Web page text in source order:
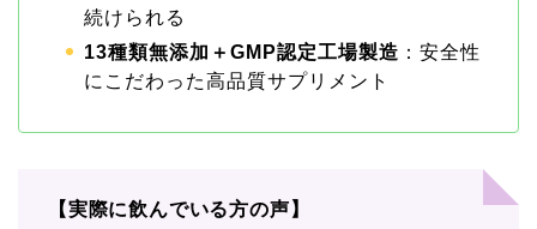
続けられる
13種類無添加＋GMP認定工場製造 ：安全性
にこだわった高品質サプリメント
【実際に飲んでいる方の声】